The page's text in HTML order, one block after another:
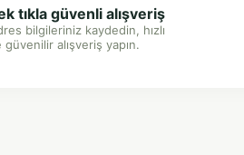
tıkla güvenli alışveriş
bilgileriniz kaydedin, hızlı
güvenilir alışveriş yapın.